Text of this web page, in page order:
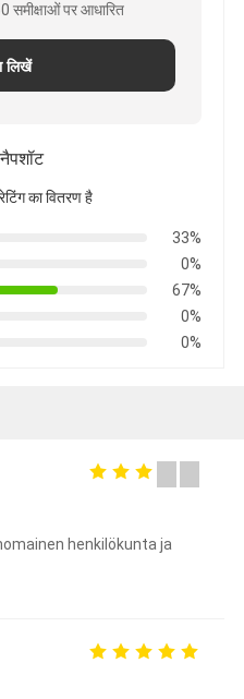
समीक्षाओं पर आधारित
लिखें
का वितरण है
33%
0%
67%
0%
0%
henkilökunta ja